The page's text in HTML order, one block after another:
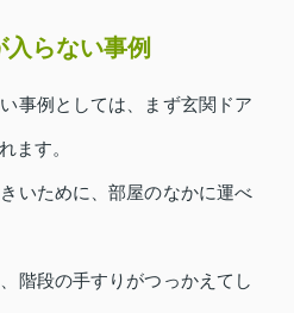
らない事例
事例としては、まず玄関ドア
ます。
いために、部屋のなかに運べ
階段の手すりがつっかえてし